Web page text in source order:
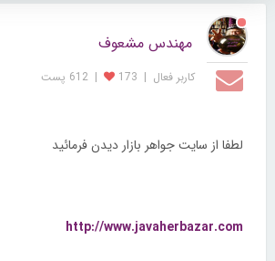
مهندس مشعوف
کاربر فعال |
173
| 612 پست
لطفا از سایت جواهر بازار دیدن فرمائید
http://www.javaherbazar.com